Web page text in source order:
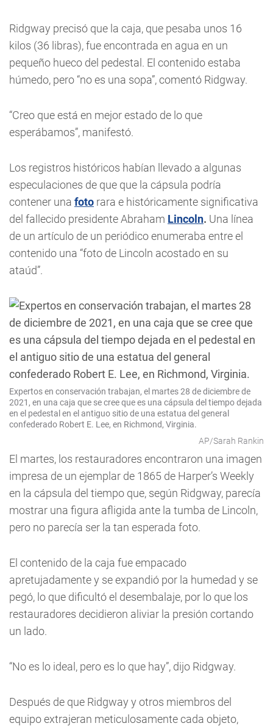
Ridgway precisó que la caja, que pesaba unos 16
kilos (36 libras), fue encontrada en agua en un
pequeño hueco del pedestal. El contenido estaba
húmedo, pero “no es una sopa”, comentó Ridgway.
“Creo que está en mejor estado de lo que
esperábamos”, manifestó.
Los registros históricos habían llevado a algunas
especulaciones de que que la cápsula podría
contener una foto rara e históricamente significativa
del fallecido presidente Abraham Lincoln. Una línea
de un artículo de un periódico enumeraba entre el
contenido una “foto de Lincoln acostado en su
ataúd”.
Expertos en conservación trabajan, el martes 28 de diciembre de
2021, en una caja que se cree que es una cápsula del tiempo dejada
en el pedestal en el antiguo sitio de una estatua del general
confederado Robert E. Lee, en Richmond, Virginia.
AP/Sarah Rankin
El martes, los restauradores encontraron una imagen
impresa de un ejemplar de 1865 de Harper’s Weekly
en la cápsula del tiempo que, según Ridgway, parecía
mostrar una figura afligida ante la tumba de Lincoln,
pero no parecía ser la tan esperada foto.
El contenido de la caja fue empacado
apretujadamente y se expandió por la humedad y se
pegó, lo que dificultó el desembalaje, por lo que los
restauradores decidieron aliviar la presión cortando
un lado.
“No es lo ideal, pero es lo que hay”, dijo Ridgway.
Después de que Ridgway y otros miembros del
equipo extrajeran meticulosamente cada objeto,